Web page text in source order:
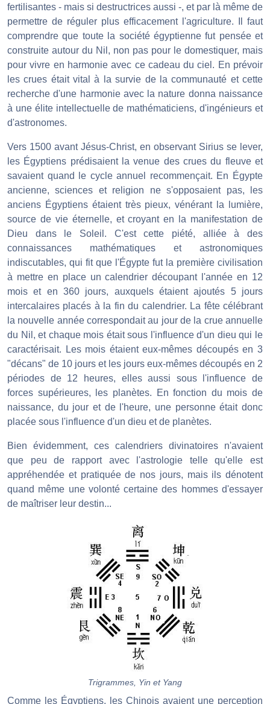
fertilisantes - mais si destructrices aussi -, et par là même de
permettre de réguler plus efficacement l'agriculture. Il faut
comprendre que toute la société égyptienne fut pensée et
construite autour du Nil, non pas pour le domestiquer, mais
pour vivre en harmonie avec ce cadeau du ciel. En prévoir
les crues était vital à la survie de la communauté et cette
recherche d'une harmonie avec la nature donna naissance
à une élite intellectuelle de mathématiciens, d'ingénieurs et
d'astronomes.
Vers 1500 avant Jésus-Christ, en observant Sirius se lever,
les Égyptiens prédisaient la venue des crues du fleuve et
savaient quand le cycle annuel recommençait. En Égypte
ancienne, sciences et religion ne s'opposaient pas, les
anciens Égyptiens étaient très pieux, vénérant la lumière,
source de vie éternelle, et croyant en la manifestation de
Dieu dans le Soleil. C'est cette piété, alliée à des
connaissances mathématiques et astronomiques
indiscutables, qui fit que l'Égypte fut la première civilisation
à mettre en place un calendrier découpant l'année en 12
mois et en 360 jours, auxquels étaient ajoutés 5 jours
intercalaires placés à la fin du calendrier. La fête célébrant
la nouvelle année correspondait au jour de la crue annuelle
du Nil, et chaque mois était sous l'influence d'un dieu qui le
caractérisait. Les mois étaient eux-mêmes découpés en 3
"décans" de 10 jours et les jours eux-mêmes découpés en 2
périodes de 12 heures, elles aussi sous l'influence de
forces supérieures, les planètes. En fonction du mois de
naissance, du jour et de l'heure, une personne était donc
placée sous l'influence d'un dieu et de planètes.
Bien évidemment, ces calendriers divinatoires n'avaient
que peu de rapport avec l'astrologie telle qu'elle est
appréhendée et pratiquée de nos jours, mais ils dénotent
quand même une volonté certaine des hommes d'essayer
de maîtriser leur destin...
Trigrammes, Yin et Yang
Comme les Égyptiens, les Chinois avaient une perception